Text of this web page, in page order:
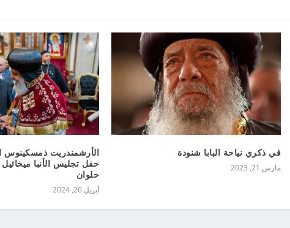
في ذكري نياحة البابا شنودة
مارس 21, 2023
الأرشمندريت ذمسكينوس
حفل تجليس الأنبا
حلوان
أبريل 26, 2024